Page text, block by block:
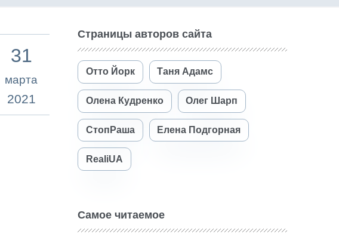
31
марта
2021
Страницы авторов сайта
Отто Йорк Таня Адамс
Олена Кудренко Олег Шарп
СтопРаша Елена Подгорная
RealiUA
Самое читаемое